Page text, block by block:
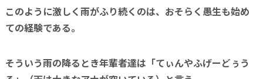
このように激しく雨がふり続くのは、おそらく愚生も始め
ての経験である。
そういう雨の降るとき年輩者達は「てぃんやふげーどぅう